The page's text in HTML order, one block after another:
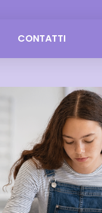
CONTATTI